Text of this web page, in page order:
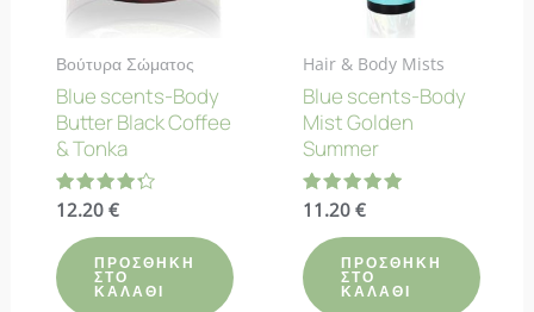
Βούτυρα Σώματος
Blue scents-Body
Butter Black Coffee
& Tonka
Βαθμολογήθηκε
4.33
από 5
12.20 €
ΠΡΟΣΘΉΚΗ
ΣΤΟ
ΚΑΛΆΘΙ
Hair & Body Mists
Blue scents-Body
Mist Golden
Summer
Βαθμολογήθηκε
5.00
από 5
11.20€
ΠΡΟΣΘΉΚΗ
ΣΤΟ
ΚΑΛΆΘΙ